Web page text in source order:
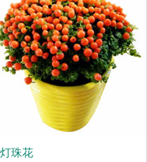
灯珠花